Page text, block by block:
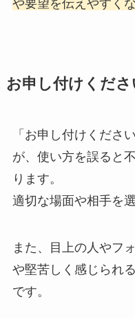
や要望を伝えやすく
お申し付けくだ
「お申し付けくださ
が、使い方を誤ると
ります。
適切な場面や相手を
また、目上の人やフ
や堅苦しく感じられ
です。